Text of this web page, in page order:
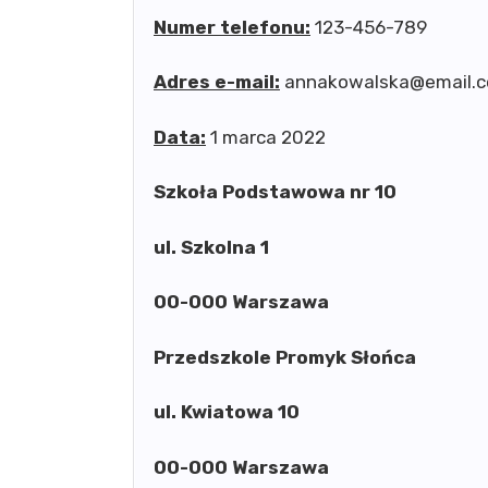
Numer telefonu: 123-456-789
Adres e-mail:
Data: 1 marca 2022
Szkoła Podstawowa nr 10
ul. Szkolna 1
00-000 Warszawa
Przedszkole Promyk Słońca
ul. Kwiatowa 10
00-000 Warszawa